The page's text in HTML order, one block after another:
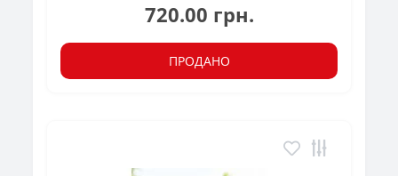
720.00 грн.
ПРОДАНО